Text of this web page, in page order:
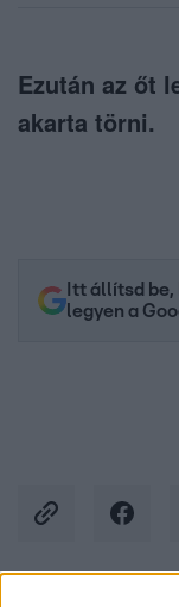
Ezután az őt
akarta törni.
Itt állítsd be,
legyen a